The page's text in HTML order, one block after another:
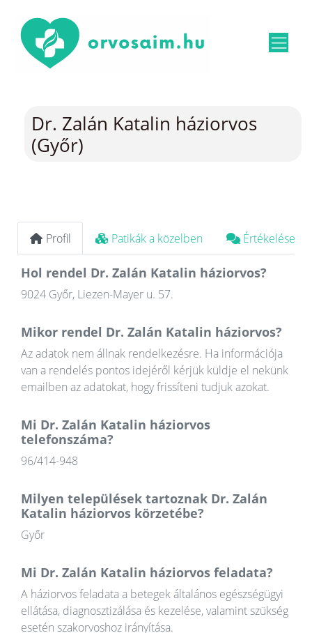
Dr. Zalán Katalin háziorvos
(Győr)
Profil Patikák a közelben Értékelések
Hol rendel Dr. Zalán Katalin háziorvos?
9024 Győr, Liezen-Mayer u. 57.
Mikor rendel Dr. Zalán Katalin háziorvos?
Az adatok nem állnak rendelkezésre. Ha információja
van a rendelés pontos idejéről kérjük küldje el nekünk
emailben az adatokat, hogy frissíteni tudjuk azokat.
Mi Dr. Zalán Katalin háziorvos
telefonszáma?
96/414-948
Milyen települések tartoznak Dr. Zalán
Katalin háziorvos körzetébe?
Győr
Mi Dr. Zalán Katalin háziorvos feladata?
A háziorvos feladata a betegek általános egészségügyi
ellátása, diagnosztizálása és kezelése, valamint szükség
esetén szakorvoshoz irányítása.